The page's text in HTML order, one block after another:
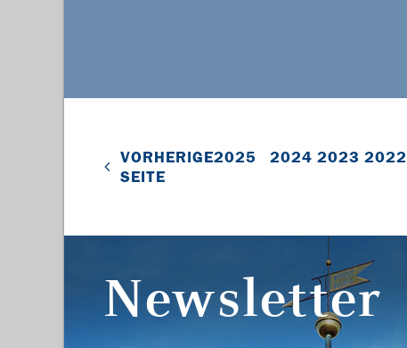
VORHERIGE
SEITE
2025 2024 2023 2022
Newsletter